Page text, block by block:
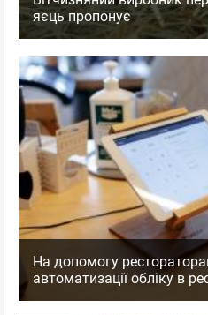
яєць пропонує
На допомогу
автоматизації обліку в